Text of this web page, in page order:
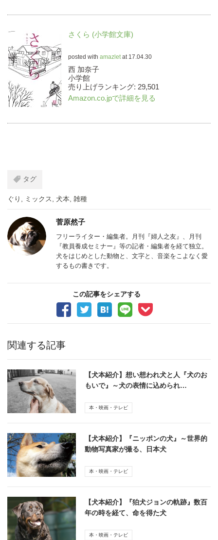
さくら (小学館文庫)
posted with amazletat 17.04.30
西 加奈子
小学館
売り上げランキング: 29,501
Amazon.co.jpで詳細を見る
タグ
ぐり ミックス 犬本 雑種
菅原然子
フリーライター・編集者。月刊『婦人之友』、月刊
『教員養成セミナー』等の記者・編集者を経て独立。
犬をはじめとした動物と、文字と、音楽をこよなく愛
するもの書きです。
この記事をシェアする
関連する記事
【犬本紹介】想い想われ犬と人『犬のお
もいで』～犬の表情に込められ…
本・映画・テレビ
【犬本紹介】『ニッポンの犬』～世界的
動物写真家が撮る、日本犬
本・映画・テレビ
【犬本紹介】『狛犬ジョンの軌跡』数百
年の時を経て、命を得た犬
本・映画・テレビ